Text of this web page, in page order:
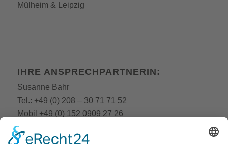
Mülheim & Leipzig
IHRE ANSPRECHPARTNERIN:
Susanne Bahr
Tel.: +49 (0) 208 – 30 71 71 52
Mobil +49 (0) 152 0909 27 26
E-Mail:
E-Mail:bahr @still-academy.de